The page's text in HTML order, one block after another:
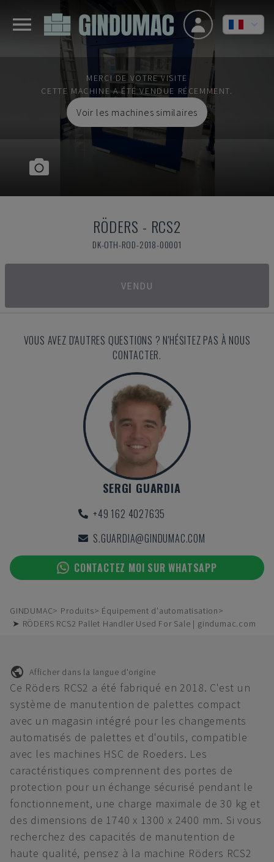
MERCI DE VOTRE VISITE
CETTE MACHINE A ÉTÉ VENDUE RÉCEMMENT.
Voir les machines similaires
RÖDERS - RCS2
DK-OTH-ROD-2018-00001
VENDU
VOUS AVEZ D'AUTRES QUESTIONS ? N'HÉSITEZ PAS À NOUS
CONTACTER.
SERGI GUARDIA
+49 162 4027635
S.GUARDIA@GINDUMAC.COM
CONTACTEZ MOI SUR WHATSAPP
GINDUMAC Produits
Équipement d'automatisation
➤ RÖDERS RCS2 Pallet Handler Used For Sale | gindumac.com
Afficher dans la langue d'origine
Ce Röders RCS2 a été fabriqué en 2018. C'est un
système de manutention de palettes compact
avec un magasin intégré pour les changements
automatisés de palettes et d'outils, compatible
avec les machines HSC de Roeders. Les
caractéristiques comprennent des portes de
protection pour un échange sécurisé pendant le
fonctionnement, une charge maximale de 30 kg et
des dimensions de 1740 x 1300 x 2400 mm. Si vous
recherchez des capacités de manutention de
haute qualité, pensez à la machine Röders RCS2